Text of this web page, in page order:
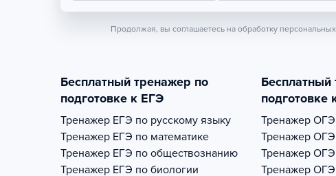
Продолжая, вы соглашаетесь на обработку
Бесплатный тренажер по
подготовке к ЕГЭ
Тренажер ЕГЭ по русскому языку
Тренажер ЕГЭ по математике
Тренажер ЕГЭ по обществознанию
Тренажер ЕГЭ по биологии
Бесплатный
подготовке
Тренажер ОГЭ
Тренажер ОГЭ
Тренажер ОГЭ
Тренажер ОГЭ